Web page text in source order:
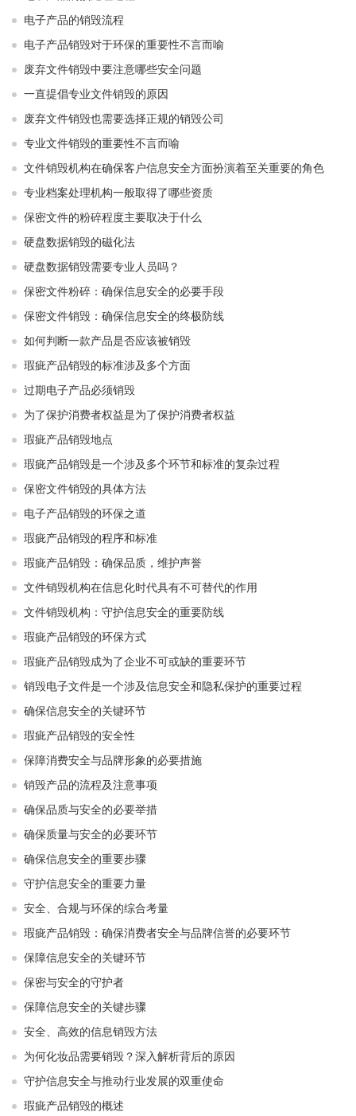
电子产品的销毁流程
电子产品销毁对于环保的重要性不言而喻
废弃文件销毁中要注意哪些安全问题
一直提倡专业文件销毁的原因
废弃文件销毁也需要选择正规的销毁公司
专业文件销毁的重要性不言而喻
文件销毁机构在确保客户信息安全方面扮演着至关重要的角色
专业档案处理机构一般取得了哪些资质
保密文件的粉碎程度主要取决于什么
硬盘数据销毁的磁化法
硬盘数据销毁需要专业人员吗？
保密文件粉碎：确保信息安全的必要手段
保密文件销毁：确保信息安全的终极防线
如何判断一款产品是否应该被销毁
瑕疵产品销毁的标准涉及多个方面
过期电子产品必须销毁
为了保护消费者权益是为了保护消费者权益
瑕疵产品销毁地点
瑕疵产品销毁是一个涉及多个环节和标准的复杂过程
保密文件销毁的具体方法
电子产品销毁的环保之道
瑕疵产品销毁的程序和标准
瑕疵产品销毁：确保品质，维护声誉
文件销毁机构在信息化时代具有不可替代的作用
文件销毁机构：守护信息安全的重要防线
瑕疵产品销毁的环保方式
瑕疵产品销毁成为了企业不可或缺的重要环节
销毁电子文件是一个涉及信息安全和隐私保护的重要过程
确保信息安全的关键环节
瑕疵产品销毁的安全性
保障消费安全与品牌形象的必要措施
销毁产品的流程及注意事项
确保品质与安全的必要举措
确保质量与安全的必要环节
确保信息安全的重要步骤
守护信息安全的重要力量
安全、合规与环保的综合考量
瑕疵产品销毁：确保消费者安全与品牌信誉的必要环节
保障信息安全的关键环节
保密与安全的守护者
保障信息安全的关键步骤
安全、高效的信息销毁方法
为何化妆品需要销毁？深入解析背后的原因
守护信息安全与推动行业发展的双重使命
瑕疵产品销毁的概述